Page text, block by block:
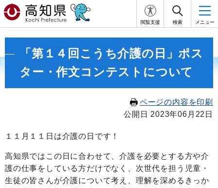
閲覧支援 検索 メニュー
「第１４回こうち介護の日」ポス
ター・作文コンテストについて
ページの内容を印刷
公開日 2023年06月22日
１１月１１日は介護の日です！
高知県ではこの日に合わせて、介護を必要とする方や介
護の仕事をしている方だけでなく、次世代を担う児童・
生徒の皆さんが介護について考え、理解を深めるきっか